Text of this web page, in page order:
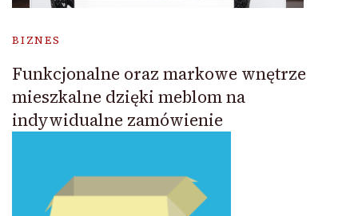
BIZNES
Funkcjonalne oraz markowe wnętrze
mieszkalne dzięki meblom na
indywidualne zamówienie